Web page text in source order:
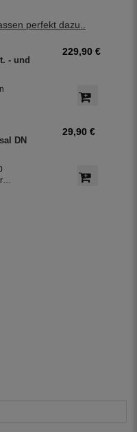
perfekt dazu..
- und
in der
229,90 €
DN
29,90 €